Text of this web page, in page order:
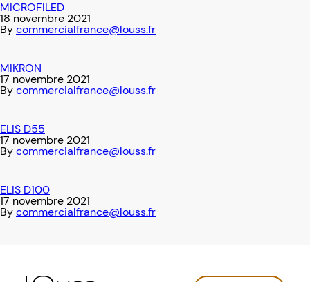
MICROFILED
18 novembre 2021
Bycommercialfrance@louss.fr
MIKRON
17 novembre 2021
Bycommercialfrance@louss.fr
ELIS D55
17 novembre 2021
Bycommercialfrance@louss.fr
ELIS D100
17 novembre 2021
Bycommercialfrance@louss.fr